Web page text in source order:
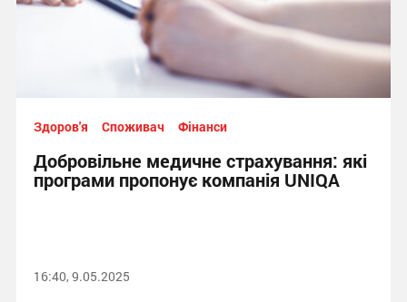
Здоров'я Споживач Фінанси
Добровільне медичне страхування: які
програми пропонує компанія UNIQA
16:40, 9.05.2025